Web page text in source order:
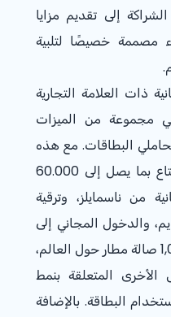
إلى تقديم مزايا
مصممة خصيصًا لتلبية
ذات العلامة التجارية
مجموعة من الميزات
البطاقات. مع هذه
البطاقة، يمكن للعملاء الاستمتاع بما يصل إلى 60.000
من ناسمايلز، وترقية
والدخول المجاني إلى
صالات المطارات لأكثر من 1,000 صالة مطار حول العالم،
الأخرى المتعلقة بنمط
البطاقة. بالإضافة